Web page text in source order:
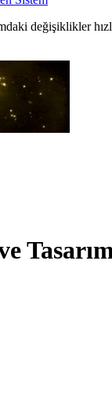
değişiklikler